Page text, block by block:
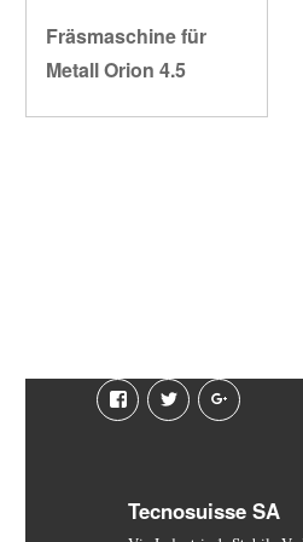
Fräsmaschine für
Metall Orion 4.5
FacebookTwitterGoogle
Tecnosuisse SA